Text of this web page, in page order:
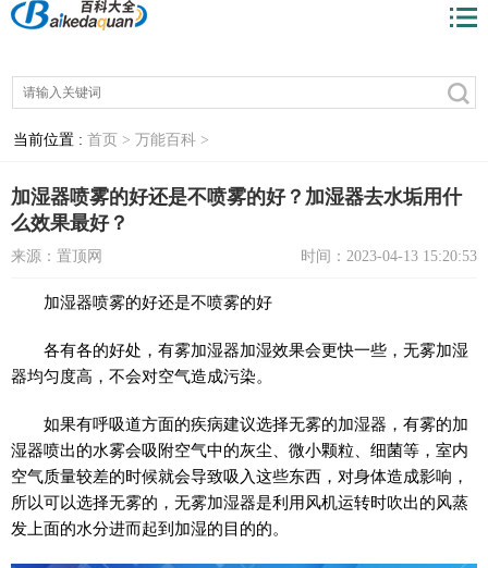
当前位置 : 首页 > 万能百科 >
加湿器喷雾的好还是不喷雾的好？加湿器去水垢用什
么效果最好？
来源：置顶网 时间：2023-04-13 15:20:53
加湿器喷雾的好还是不喷雾的好
各有各的好处，有雾加湿器加湿效果会更快一些，无雾加湿
器均匀度高，不会对空气造成污染。
如果有呼吸道方面的疾病建议选择无雾的加湿器，有雾的加
湿器喷出的水雾会吸附空气中的灰尘、微小颗粒、细菌等，室内
空气质量较差的时候就会导致吸入这些东西，对身体造成影响，
所以可以选择无雾的，无雾加湿器是利用风机运转时吹出的风蒸
发上面的水分进而起到加湿的目的的。